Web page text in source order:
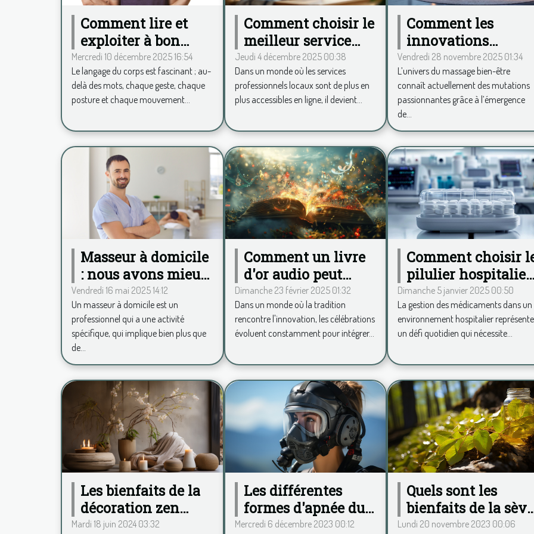
Comment lire et
exploiter à bon
escient le langage
du corps ?
Mercredi 10 décembre 2025 16:54
Le langage du corps est fascinant ; au-
delà des mots, chaque geste, chaque
posture et chaque mouvement...
Comment choisir le
meilleur service
professionnel local
en ligne ?
Jeudi 4 décembre 2025 00:38
Dans un monde où les services
professionnels locaux sont de plus en
plus accessibles en ligne, il devient...
Comment les
innovations
technologiques
transforment-elles
le secteur du
massage bien-être
Vendredi 28 novembre 2025 01:34
L’univers du massage bien-être
connaît actuellement des mutations
passionnantes grâce à l’émergence
de...
Masseur à domicile
: nous avons mieux
qu’une application
pour calculer vos
frais kilométriques
Vendredi 16 mai 2025 14:12
Un masseur à domicile est un
professionnel qui a une activité
spécifique, qui implique bien plus que
de...
Comment un livre
d'or audio peut
transformer votre
célébration
Dimanche 23 février 2025 01:32
Dans un monde où la tradition
rencontre l'innovation, les célébrations
évoluent constamment pour intégrer...
Comment choisir
pilulier hospitalier
idéal pour
améliorer la
gestion des
médicaments
Dimanche 5 janvier 2025 00:50
La gestion des médicaments dans un
environnement hospitalier représente
un défi quotidien qui nécessite...
Les bienfaits de la
décoration zen
pour un espace de
Mardi 18 juin 2024 03:32
Les différentes
formes d'apnée du
sommeil
Mercredi 6 décembre 2023 00:12
Quels sont les
bienfaits de la sève
de bouleau pour la
Lundi 20 novembre 2023 00:06